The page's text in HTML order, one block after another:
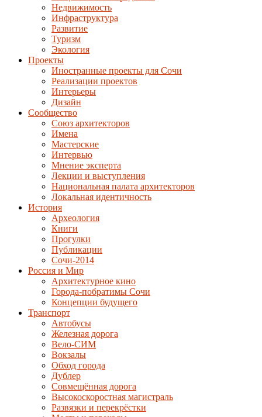
Недвижимость
Инфраструктура
Развитие
Туризм
Экология
Проекты
Иностранные проекты для Сочи
Реализации проектов
Интерьеры
Дизайн
Сообщество
Союз архитекторов
Имена
Мастерские
Интервью
Мнение эксперта
Лекции и выступления
Национальная палата архитекторов
Локальная идентичность
История
Археология
Книги
Прогулки
Публикации
Сочи-2014
Россия и Мир
Архитектурное кино
Города-побратимы Сочи
Концепции будущего
Транспорт
Автобусы
Железная дорога
Вело-СИМ
Вокзалы
Обход города
Дублер
Совмещённая дорога
Высокоскоростная магистраль
Развязки и перекрёстки